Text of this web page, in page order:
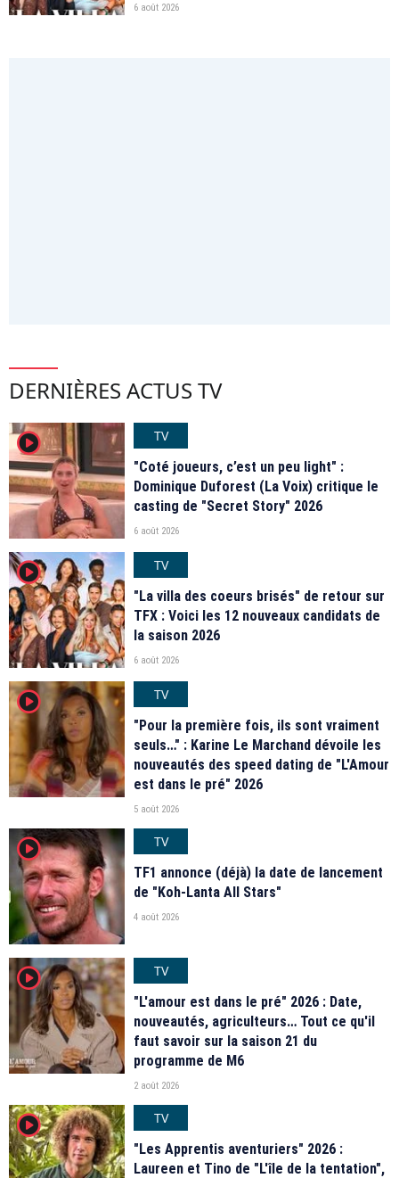
6 août 2026
DERNIÈRES ACTUS TV
player2
TV
"Coté joueurs, c’est un peu light" :
Dominique Duforest (La Voix) critique le
casting de "Secret Story" 2026
6 août 2026
player2
TV
"La villa des coeurs brisés" de retour sur
TFX : Voici les 12 nouveaux candidats de
la saison 2026
6 août 2026
player2
TV
"Pour la première fois, ils sont vraiment
seuls…" : Karine Le Marchand dévoile les
nouveautés des speed dating de "L'Amour
est dans le pré" 2026
5 août 2026
player2
TV
TF1 annonce (déjà) la date de lancement
de "Koh-Lanta All Stars"
4 août 2026
player2
TV
"L'amour est dans le pré" 2026 : Date,
nouveautés, agriculteurs… Tout ce qu'il
faut savoir sur la saison 21 du
programme de M6
2 août 2026
player2
TV
"Les Apprentis aventuriers" 2026 :
Laureen et Tino de "L'île de la tentation",